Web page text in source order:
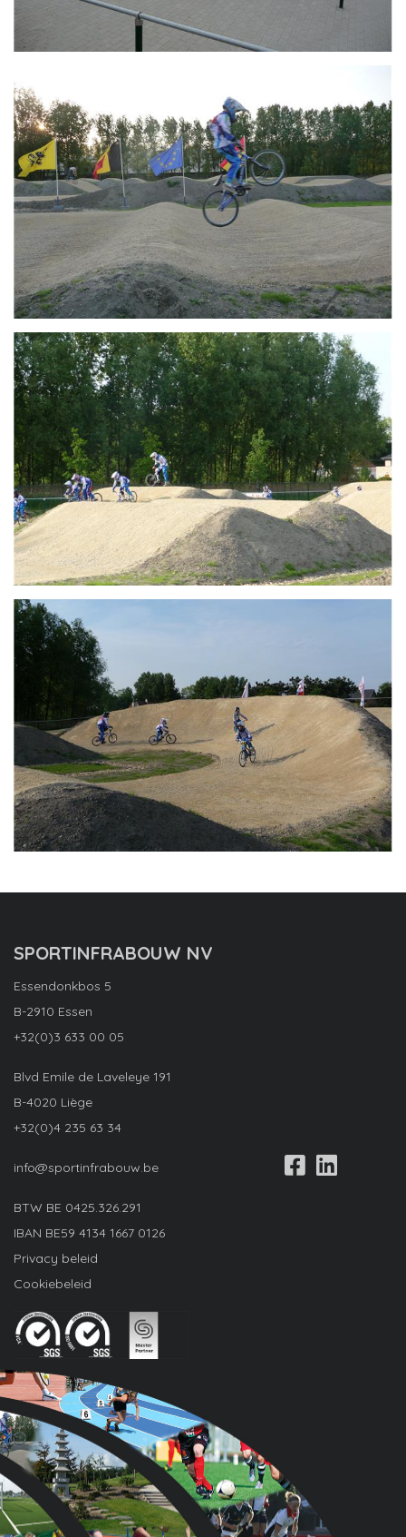
SPORTINFRABOUW NV
Essendonkbos 5
B-2910 Essen
+32(0)3 633 00 05
Blvd Emile de Laveleye 191
B-4020 Liège
+32(0)4 235 63 34
info@sportinfrabouw.be
BTW BE 0425.326.291
IBAN BE59 4134 1667 0126
Privacy beleid
Cookiebeleid